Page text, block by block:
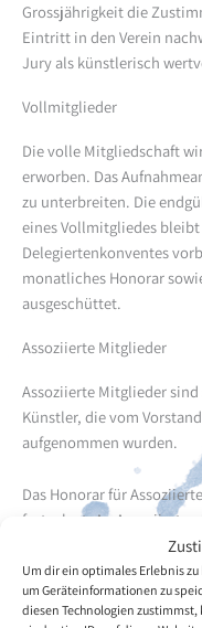
Um dir ein optimales Erlebnis
um Geräteinformationen zu
diesen Technologien
Grossjährigkeit die
Eintritt in den Verein
Jury als künstlerisch
Vollmitglieder
Die volle Mitgliedschaft
erworben. Das
zu unterbreiten. Die
eines Vollmitgliedes bleibt
Delegiertenkonventes
monatliches Honorar
ausgeschüttet.
Assoziierte Mitglieder
Assoziierte Mitglieder
Künstler, die vom
aufgenommen wurden.
Das Honorar für
festgelegt. An
Honorar sowie ebenso
Ehrenmitglieder